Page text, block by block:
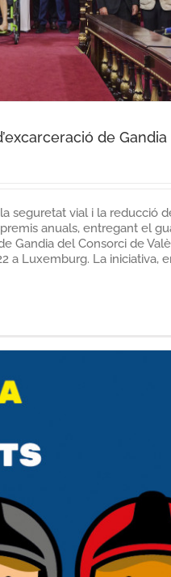
de Gandia
seguretat vial i la reducció
anuals, entregant el
Gandia del Consorci de
a Luxemburg. La iniciativa,
Notícies del Consorci